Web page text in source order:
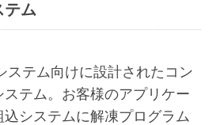
テム
ステム向けに設計されたコン
テム。お客様のアプリケー
システムに解凍プログラム